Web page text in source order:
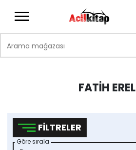
FATIH EREL
FILTRELER
Göre sırala